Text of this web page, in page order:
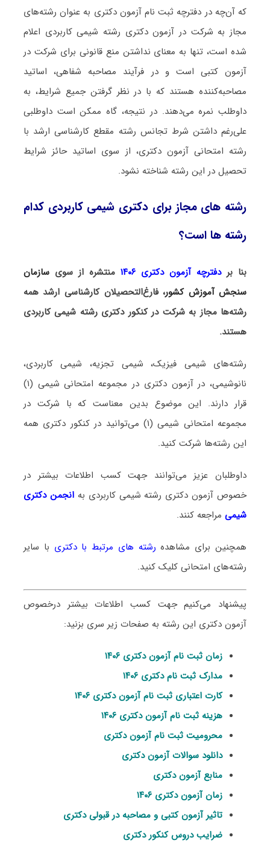
که آن‌چه در دفترچه ثبت نام آزمون دکتری به عنوان رشته‌های
مجاز به شرکت در آزمون دکتری رشته شیمی کاربردی اعلام
شده است، تنها به معنای نداشتن منع قانونی برای شرکت در
آزمون کتبی است و در فرآیند مصاحبه شفاهی، اساتید
مصاحبه‌کننده هستند که با در نظر گرفتن جمیع شرایط، به
داوطلب نمره می‌دهند. در نتیجه، گاه ممکن است داوطلبی
علی‌رغم داشتن شرط تجانس رشته مقطع کارشناسی ارشد با
رشته امتحانی آزمون دکتری، از سوی اساتید حائز شرایط
تحصیل در این رشته شناخته نشود.
رشته های مجاز برای دکتری شیمی کاربردی کدام
رشته ها است؟
بنا بردفترچه آزمون دکتری ۱۴۰۶ منتشره از سویسازمان
سنجش آموزش کشور، فارغ‌التحصیلان کارشناسی ارشد همه
رشته‌ها مجاز به شرکت در کنکور دکتری رشته شیمی کاربردی
هستند.
رشته‌های شیمی فیزیک، شیمی تجزیه، شیمی کاربردی،
نانوشیمی، در آزمون دکتری در مجموعه امتحانی شیمی (۱)
قرار دارند. این موضوع بدین معناست که با شرکت در
مجموعه امتحانی شیمی (۱) می‌توانید در کنکور دکتری همه
این رشته‌ها شرکت کنید.
داوطلبان عزیز می‌توانند جهت کسب اطلاعات بیشتر در
خصوص آزمون دکتری رشته شیمی کاربردی بهانجمن دکتری
شیمی مراجعه کنند.
همچنین برای مشاهده رشته های مرتبط با دکتری با سایر
رشته‌های امتحانی کلیک کنید.
پیشنهاد می‌کنیم جهت کسب اطلاعات بیشتر درخصوص
آزمون دکتری این رشته به صفحات زیر سری بزنید:
زمان ثبت نام آزمون دکتری ۱۴۰۶
مدارک ثبت نام دکتری ۱۴۰۶
کارت اعتباری ثبت نام آزمون دکتری ۱۴۰۶
هزینه ثبت نام آزمون دکتری ۱۴۰۶
محرومیت ثبت نام آزمون دکتری
دانلود سوالات آزمون دکتری
منابع آزمون دکتری
زمان آزمون دکتری ۱۴۰۶
تاثیر آزمون کتبی و مصاحبه در قبولی دکتری
ضرایب دروس کنکور دکتری